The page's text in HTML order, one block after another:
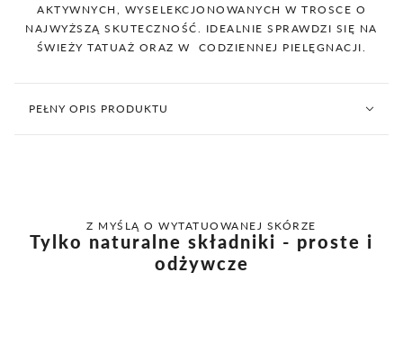
AKTYWNYCH, WYSELEKCJONOWANYCH W TROSCE O
NAJWYŻSZĄ SKUTECZNOŚĆ. IDEALNIE SPRAWDZI SIĘ NA
ŚWIEŻY TATUAŻ ORAZ W CODZIENNEJ PIELĘGNACJI.
PEŁNY OPIS PRODUKTU
Z MYŚLĄ O WYTATUOWANEJ SKÓRZE
Tylko naturalne składniki - proste i
odżywcze